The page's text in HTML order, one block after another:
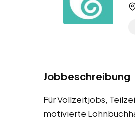
Jobbeschreibung
Für Vollzeitjobs,
motivierte